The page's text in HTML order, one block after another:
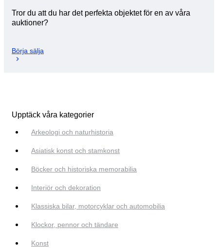
Tror du att du har det perfekta objektet för en av våra
auktioner?
Börja sälja
Upptäck våra kategorier
Arkeologi och naturhistoria
Asiatisk konst och stamkonst
Böcker och historiska memorabilia
Interiör och dekoration
Klassiska bilar, motorcyklar och automobilia
Klockor, pennor och tändare
Konst